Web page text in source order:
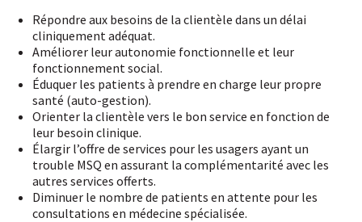
Répondre aux besoins de la clientèle dans un délai
cliniquement adéquat.
Améliorer leur autonomie fonctionnelle et leur
fonctionnement social.
Éduquer les patients à prendre en charge leur propre
santé (auto-gestion).
Orienter la clientèle vers le bon service en fonction de
leur besoin clinique.
Élargir l’offre de services pour les usagers ayant un
trouble MSQ en assurant la complémentarité avec les
autres services offerts.
Diminuer le nombre de patients en attente pour les
consultations en médecine spécialisée.